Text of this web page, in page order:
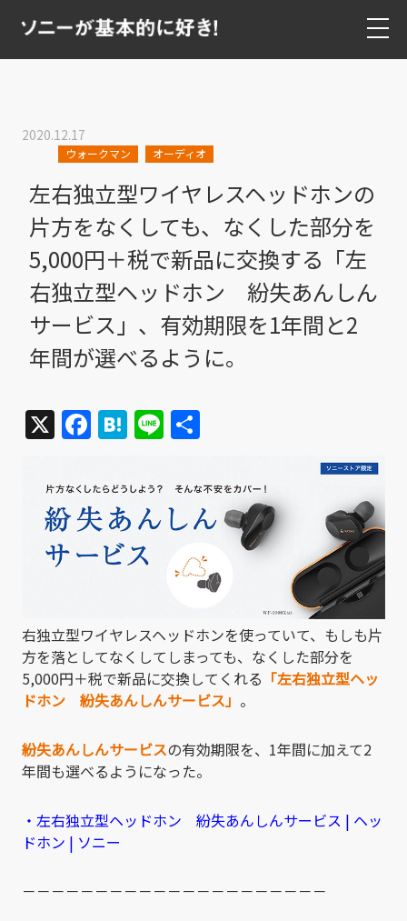
2020.12.17
ウォークマン オーディオ
左右独立型ワイヤレスヘッドホンの
片方をなくしても、なくした部分を
5,000円＋税で新品に交換する「左
右独立型ヘッドホン 紛失あんしん
サービス」、有効期限を1年間と2
年間が選べるように。
X Facebook
Hatena
Line
右独立型ワイヤレスヘッドホンを使っていて、もしも片
方を落としてなくしてしまっても、なくした部分を
5,000円＋税で新品に交換してくれる 「左右独立型ヘッ
ドホン 紛失あんしんサービス」 。
紛失あんしんサービスの有効期限を、1年間に加えて2
年間も選べるようになった。
・左右独立型ヘッドホン 紛失あんしんサービス | ヘッ
ドホン | ソニー
－－－－－－－－－－－－－－－－－－－－－